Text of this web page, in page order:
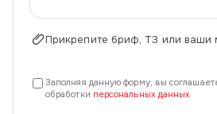
Прикрепите бриф, ТЗ или ваши
Заполняя данную форму, вы
обработки персональных данных